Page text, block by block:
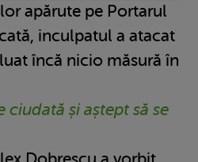
apărute pe Portarul
inculpatul a atacat
încă nicio măsură în
ciudată și aștept să se